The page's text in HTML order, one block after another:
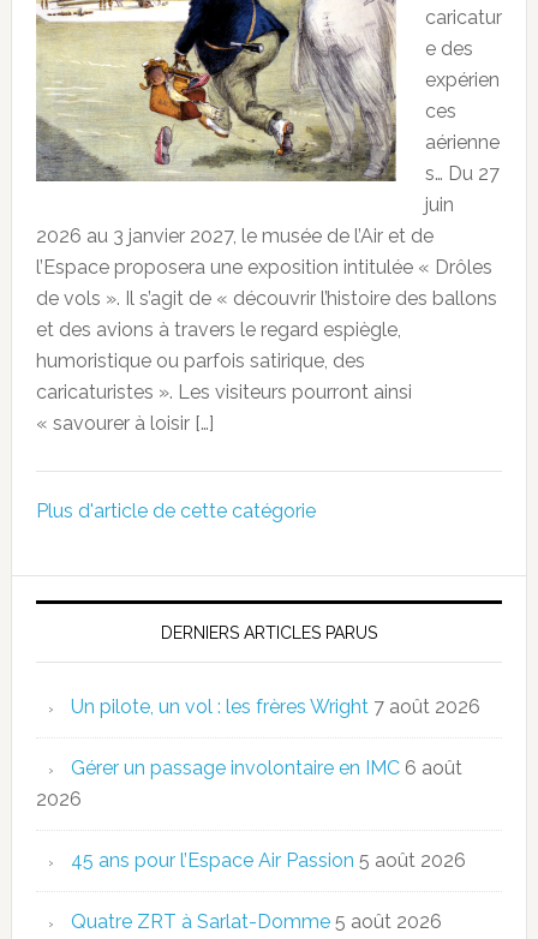
caricatur
e des
expérien
ces
aérienne
s… Du 27
juin
2026 au 3 janvier 2027, le musée de l’Air et de
l’Espace proposera une exposition intitulée « Drôles
de vols ». Il s’agit de « découvrir l’histoire des ballons
et des avions à travers le regard espiègle,
humoristique ou parfois satirique, des
caricaturistes ». Les visiteurs pourront ainsi
« savourer à loisir […]
Plus d'article de cette catégorie
DERNIERS ARTICLES PARUS
Un pilote, un vol : les frères Wright 7 août 2026
Gérer un passage involontaire en IMC 6 août
2026
45 ans pour l’Espace Air Passion 5 août 2026
Quatre ZRT à Sarlat-Domme 5 août 2026